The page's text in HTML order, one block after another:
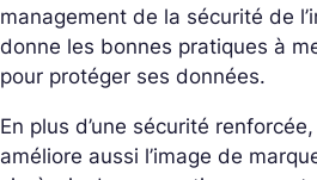
management de la sécurité de
donne les bonnes pratiques à
pour protéger ses données.
En plus d’une sécurité
améliore aussi l’image de